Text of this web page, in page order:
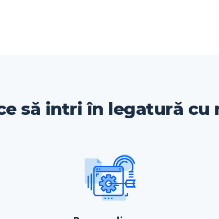
să intri în legatură cu